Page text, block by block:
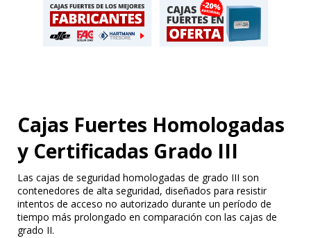
Cajas Fuertes Homologadas
y Certificadas Grado III
Las cajas de seguridad homologadas de grado III son
contenedores de alta seguridad, diseñados para resistir
intentos de acceso no autorizado durante un período de
tiempo más prolongado en comparación con las cajas de
grado II.